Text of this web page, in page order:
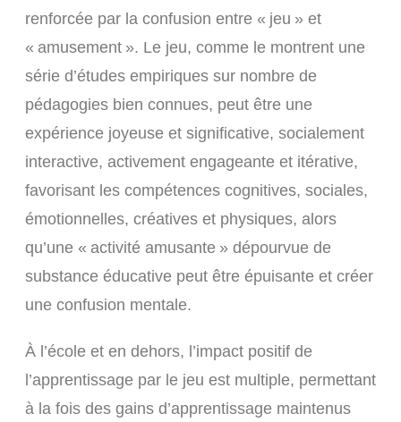
renforcée par la confusion entre « jeu » et
« amusement ». Le jeu, comme le montrent une
série d’études empiriques sur nombre de
pédagogies bien connues, peut être une
expérience joyeuse et significative, socialement
interactive, activement engageante et itérative,
favorisant les compétences cognitives, sociales,
émotionnelles, créatives et physiques, alors
qu’une « activité amusante » dépourvue de
substance éducative peut être épuisante et créer
une confusion mentale.
À l’école et en dehors, l’impact positif de
l’apprentissage par le jeu est multiple, permettant
à la fois des gains d’apprentissage maintenus